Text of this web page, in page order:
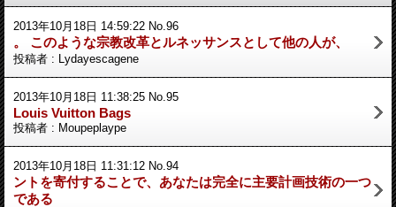
2013年10月18日 14:59:22 No.96
。 このような宗教改革とルネッサンスとして他の人が、
投稿者 : Lydayescagene
2013年10月18日 11:38:25 No.95
Louis Vuitton Bags
投稿者 : Moupeplaype
2013年10月18日 11:31:12 No.94
ントを寄付することで、あなたは完全に主要計画技術の一つ
である